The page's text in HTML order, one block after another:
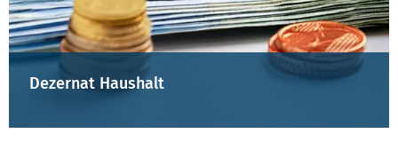
Dezernat Haushalt